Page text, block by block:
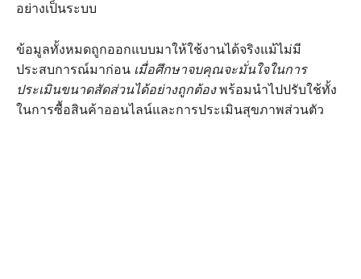
อย่างเป็นระบบ
ข้อมูลทั้งหมดถูกออกแบบมาให้ใช้งานได้จริงแม้ไม่มี
ประสบการณ์มาก่อน เมื่อศึกษาจบคุณจะมั่นใจในการ
ประเมินขนาดสัดส่วนได้อย่างถูกต้องพร้อมนำไปปรับใช้ทั้ง
ในการซื้อสินค้าออนไลน์และการประเมินสุขภาพส่วนตัว